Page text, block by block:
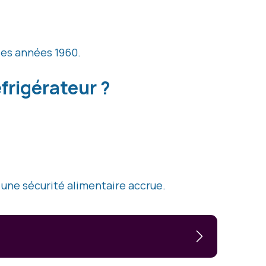
années 1960.
?
sécurité alimentaire accrue.